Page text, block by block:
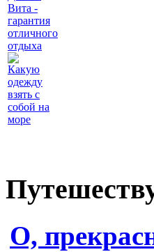
Вита -
гарантия
отличного
отдыха
Какую
одежду
взять с
собой на
море
О,